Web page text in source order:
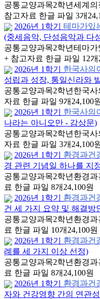
공통교양과목2학년세계의
참고자료 한글 파일 3개
2026년 1학기
테마가있
(중세음악, 단성음악과 다
공통교양과목2학년테마가
+ 참고자료 한글 파일 12개
2026년 1학기
한국사의
성립과 성장, 통일신라와
공통교양과목2학년 한국사
자료 한글 파일 9개 24,100원
2026년 1학기
한국사의
나라는 아니오만 - 감상문)
공통교양과목2학년 한국사
자료 한글 파일 3개 24,100원
2026년 1학기
환경과건
경 관련 기념일 하나를 지
공통교양과목2학년 환경과
료 한글 파일 8개 24,100원
2026년 1학기
환경과건
건 세 가지 요약 및 해결방
공통교양과목2학년 환경과
료 한글 파일 10개 24,100원
2026년 1학기
환경과건
례를 세 가지 이상 선정)
공통교양과목2학년 환경과
료 한글 파일 8개 24,100원
2026년 1학기
환경과건
자와 건강영향 간의 연관